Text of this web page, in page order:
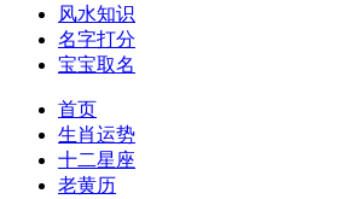
风水知识
名字打分
宝宝取名
首页
生肖运势
十二星座
老黄历